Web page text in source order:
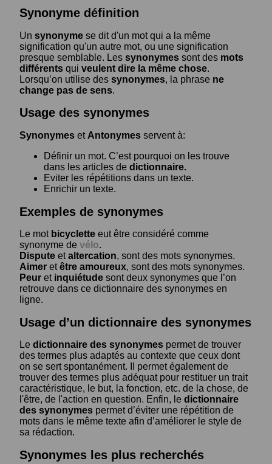
Synonyme définition
Un synonyme se dit d'un mot qui a la même
signification qu'un autre mot, ou une signification
presque semblable. Les synonymes sont des mots
différents qui veulent dire la même chose.
Lorsqu’on utilise des synonymes, la phrase ne
change pas de sens.
Usage des synonymes
Synonymes et Antonymes servent à:
Définir un mot. C’est pourquoi on les trouve
dans les articles de dictionnaire.
Eviter les répétitions dans un texte.
Enrichir un texte.
Exemples de synonymes
Le mot bicyclette eut être considéré comme
synonyme de vélo.
Dispute etaltercation, sont des mots synonymes.
Aimer etêtre amoureux, sont des mots synonymes.
Peur et inquiétude sont deux synonymes que l’on
retrouve dans ce dictionnaire des synonymes en
ligne.
Usage d’un dictionnaire des synonymes
Le dictionnaire des synonymes permet de trouver
des termes plus adaptés au contexte que ceux dont
on se sert spontanément. Il permet également de
trouver des termes plus adéquat pour restituer un trait
caractéristique, le but, la fonction, etc. de la chose, de
l'être, de l'action en question. Enfin, le dictionnaire
des synonymes permet d’éviter une répétition de
mots dans le même texte afin d’améliorer le style de
sa rédaction.
Synonymes les plus recherchés